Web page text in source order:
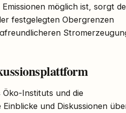
möglich ist, sorgt
festgelegten Obergrenzen
Öko-Instituts und die
und Diskussionen